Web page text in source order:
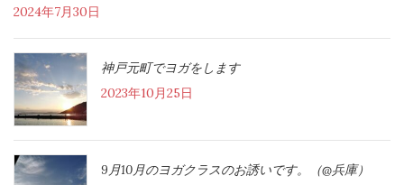
2024年7月30日
神戸元町でヨガをします
2023年10月25日
9月10月のヨガクラスのお誘いです。（@兵庫）